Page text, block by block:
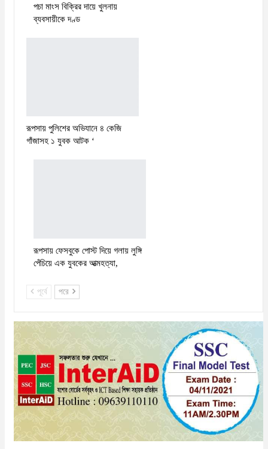
পচা মাংস বিক্রির দায়ে খুলনায়
ব্যবসায়ীকে দণ্ড
রূপসায় পুলিশের অভিযানে ৪ কেজি
গাঁজাসহ ১ যুবক আটক ‘
রূপসায় ফেসবুকে পোস্ট দিয়ে গলায় লুঙ্গি
পেঁচিয়ে এক যুবকের আত্মহত্যা,
পূর্বে পরে